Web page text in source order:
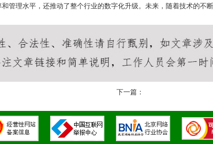
管理水平，还推动了整个行业的数字化升级。未来，随着技术的不
下一篇：